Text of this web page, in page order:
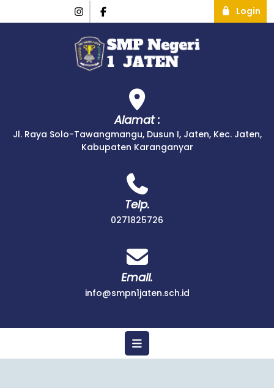
Login
Alamat :
Jl. Raya Solo-Tawangmangu, Dusun I, Jaten, Kec. Jaten,
Kabupaten Karanganyar
Telp.
0271825726
Email.
info@smpn1jaten.sch.id